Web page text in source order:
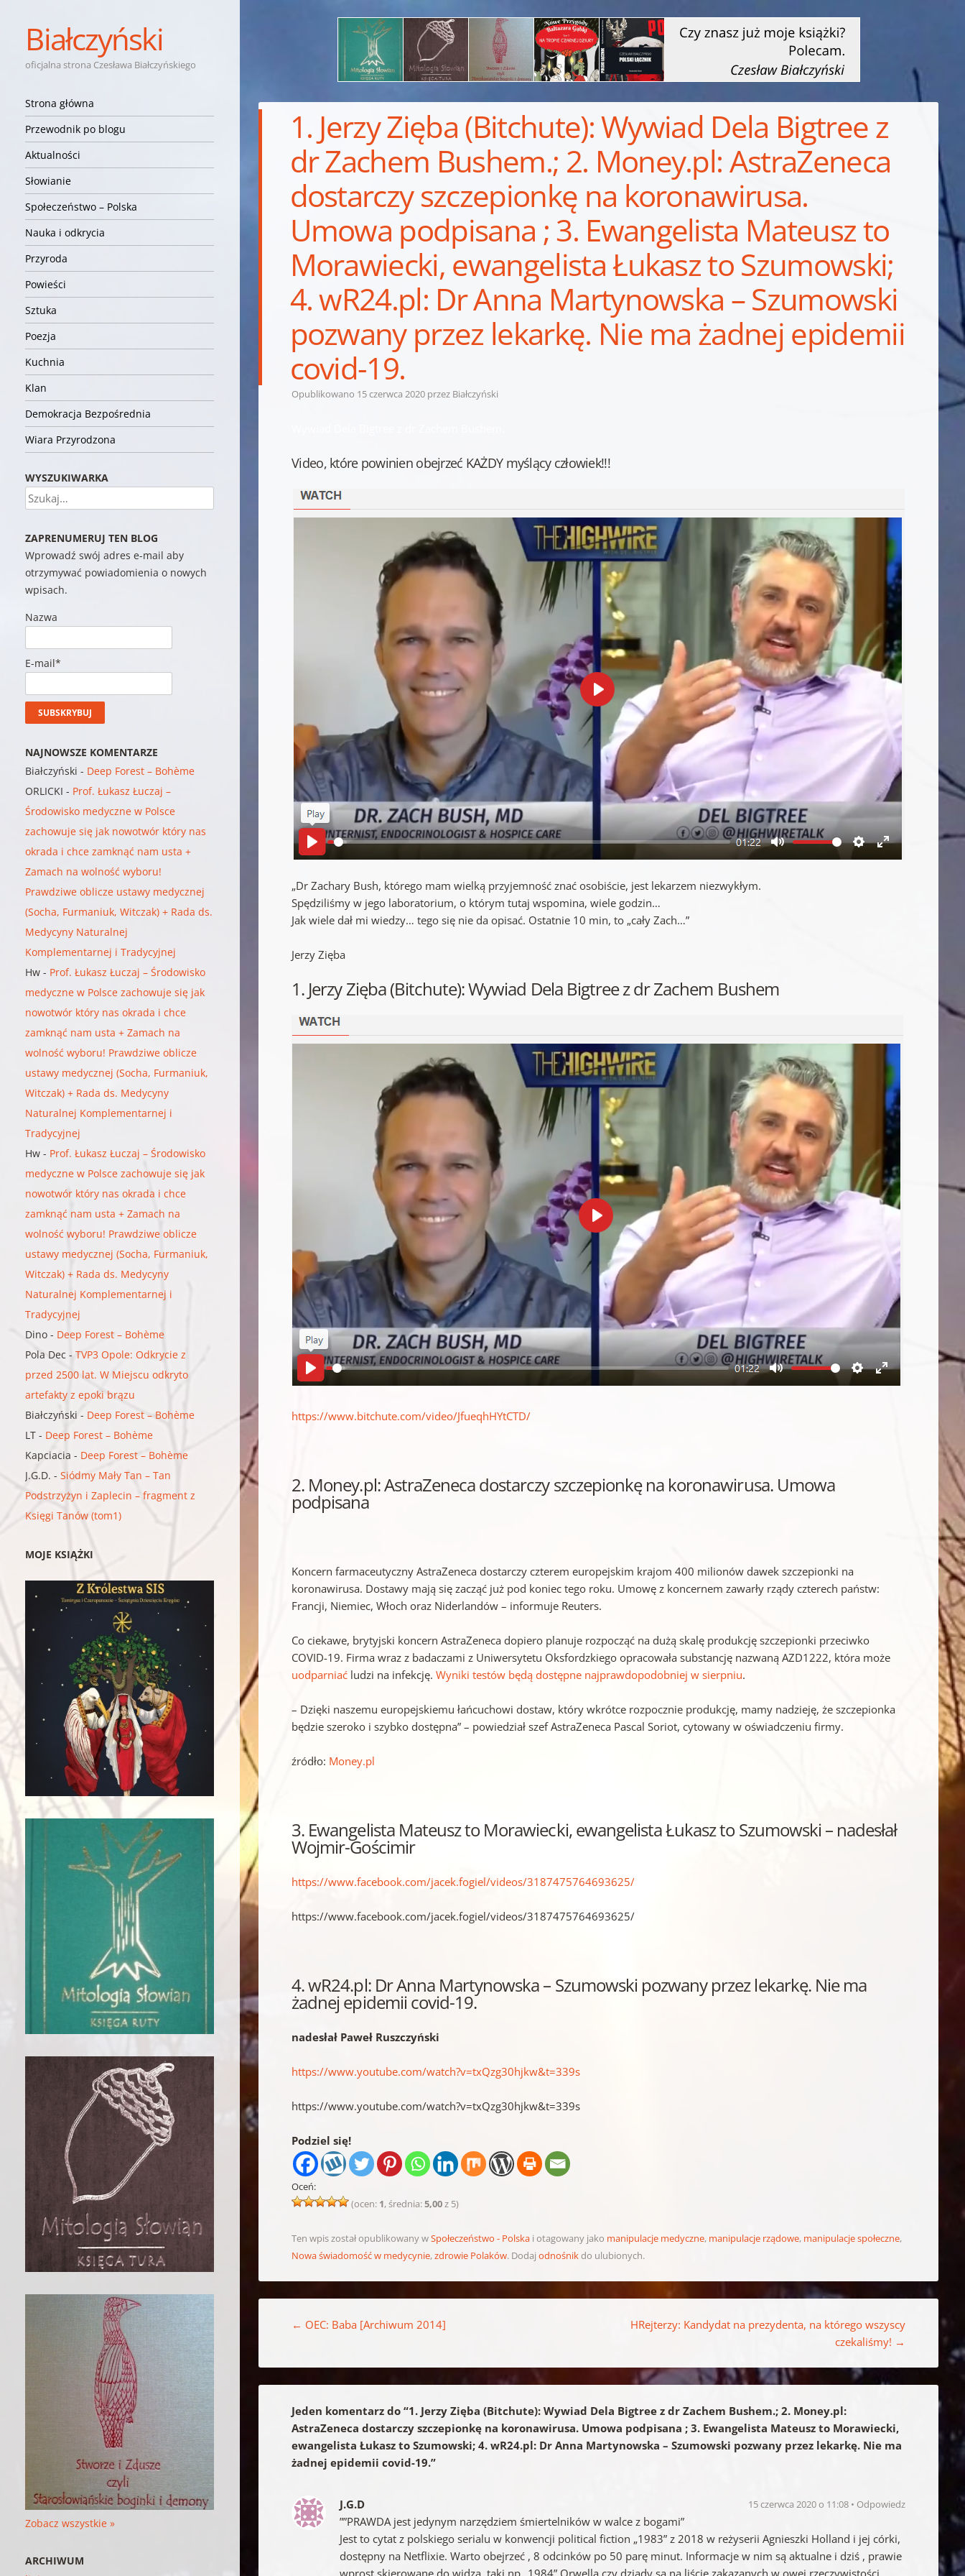
Białczyński
oficjalna strona Czesława Białczyńskiego
Nawigacja
Przejdź do treści
Strona główna
Przewodnik po blogu
Aktualności
Słowianie
Społeczeństwo – Polska
Nauka i odkrycia
Przyroda
Powieści
Sztuka
Poezja
Kuchnia
Klan
Demokracja Bezpośrednia
Wiara Przyrodzona
1. Jerzy Zięba (Bitchute): Wywiad Dela Bigtree z
dr Zachem Bushem.; 2. Money.pl: AstraZeneca
dostarczy szczepionkę na koronawirusa.
Umowa podpisana ; 3. Ewangelista Mateusz to
Morawiecki, ewangelista Łukasz to Szumowski;
4. wR24.pl: Dr Anna Martynowska – Szumowski
pozwany przez lekarkę. Nie ma żadnej epidemii
covid-19.
Opublikowano 15 czerwca 2020 przez Białczyński
Video, które powinien obejrzeć KAŻDY myślący człowiek!!!
„Dr Zachary Bush, którego mam wielką przyjemność znać osobiście, jest lekarzem niezwykłym.
Spędziliśmy w jego laboratorium, o którym tutaj wspomina, wiele godzin…
Jak wiele dał mi wiedzy… tego się nie da opisać. Ostatnie 10 min, to „cały Zach…”
Jerzy Zięba
1. Jerzy Zięba (Bitchute): Wywiad Dela Bigtree z dr Zachem Bushem
https://www.bitchute.com/video/JfueqhHYtCTD/
2. Money.pl: AstraZeneca dostarczy szczepionkę na koronawirusa. Umowa
podpisana
Koncern farmaceutyczny AstraZeneca dostarczy czterem europejskim krajom 400 milionów dawek szczepionki na
koronawirusa. Dostawy mają się zacząć już pod koniec tego roku. Umowę z koncernem zawarły rządy czterech państw:
Francji, Niemiec, Włoch oraz Niderlandów – informuje Reuters.
Co ciekawe, brytyjski koncern AstraZeneca dopiero planuje rozpocząć na dużą skalę produkcję szczepionki przeciwko
COVID-19. Firma wraz z badaczami z Uniwersytetu Oksfordzkiego opracowała substancję nazwaną AZD1222, która może
uodparniać ludzi na infekcję.Wyniki testów będą dostępne najprawdopodobniej w sierpniu.
– Dzięki naszemu europejskiemu łańcuchowi dostaw, który wkrótce rozpocznie produkcję, mamy nadzieję, że szczepionka
będzie szeroko i szybko dostępna” – powiedział szef AstraZeneca Pascal Soriot, cytowany w oświadczeniu firmy.
źródło: Money.pl
3. Ewangelista Mateusz to Morawiecki, ewangelista Łukasz to Szumowski– nadesłał
Wojmir-Gościmir
https://www.facebook.com/jacek.fogiel/videos/3187475764693625/
https://www.facebook.com/jacek.fogiel/videos/3187475764693625/
4. wR24.pl: Dr Anna Martynowska – Szumowski pozwany przez lekarkę. Nie ma
żadnej epidemii covid-19.
nadesłał Paweł Ruszczyński
https://www.youtube.com/watch?v=txQzg30hjkw&t=339s
https://www.youtube.com/watch?v=txQzg30hjkw&t=339s
Podziel się!
Oceń:
(ocen: 1, średnia:5,00z 5)
Ten wpis został opublikowany wSpołeczeństwo - Polska i otagowany jako manipulacje medyczne, manipulacje rządowe, manipulacje społeczne,
Nowa świadomość w medycynie,zdrowie Polaków. Dodajodnośnikdo ulubionych.
← OEC: Baba [Archiwum 2014]
HRejterzy: Kandydat na prezydenta, na którego wszyscy
czekaliśmy! →
Jeden komentarz do “1. Jerzy Zięba (Bitchute): Wywiad Dela Bigtree z dr Zachem Bushem.; 2. Money.pl:
AstraZeneca dostarczy szczepionkę na koronawirusa. Umowa podpisana ; 3. Ewangelista Mateusz to Morawiecki,
ewangelista Łukasz to Szumowski; 4. wR24.pl: Dr Anna Martynowska – Szumowski pozwany przez lekarkę. Nie ma
żadnej epidemii covid-19.”
J.G.D 15 czerwca 2020 o 11:08 Odpowiedz
””PRAWDA jest jedynym narzędziem śmiertelników w walce z bogami”
Jest to cytat z polskiego serialu w konwencji political fiction „1983” z 2018 w reżyserii Agnieszki Holland i jej córki,
dostępny na Netflixie. Warto obejrzeć , 8 odcinków po 50 parę minut. Informacje w nim są aktualne i dziś , prawie
WYSZUKIWARKA
Szukaj
ZAPRENUMERUJ TEN BLOG
Wprowadź swój adres e-mail aby
otrzymywać powiadomienia o nowych
wpisach.
Nazwa
E-mail*
NAJNOWSZE KOMENTARZE
Białczyński - Deep Forest – Bohème
ORLICKI - Prof. Łukasz Łuczaj –
Środowisko medyczne w Polsce
zachowuje się jak nowotwór który nas
okrada i chce zamknąć nam usta +
Zamach na wolność wyboru!
Prawdziwe oblicze ustawy medycznej
(Socha, Furmaniuk, Witczak) + Rada ds.
Medycyny Naturalnej
Komplementarnej i Tradycyjnej
Hw - Prof. Łukasz Łuczaj – Środowisko
medyczne w Polsce zachowuje się jak
nowotwór który nas okrada i chce
zamknąć nam usta + Zamach na
wolność wyboru! Prawdziwe oblicze
ustawy medycznej (Socha, Furmaniuk,
Witczak) + Rada ds. Medycyny
Naturalnej Komplementarnej i
Tradycyjnej
Hw - Prof. Łukasz Łuczaj – Środowisko
medyczne w Polsce zachowuje się jak
nowotwór który nas okrada i chce
zamknąć nam usta + Zamach na
wolność wyboru! Prawdziwe oblicze
ustawy medycznej (Socha, Furmaniuk,
Witczak) + Rada ds. Medycyny
Naturalnej Komplementarnej i
Tradycyjnej
Dino - Deep Forest – Bohème
Pola Dec -TVP3 Opole: Odkrycie z
przed 2500 lat. W Miejscu odkryto
artefakty z epoki brązu
Białczyński - Deep Forest – Bohème
LT - Deep Forest – Bohème
Kapciacia - Deep Forest – Bohème
J.G.D. -Siódmy Mały Tan – Tan
Podstrzyżyn i Zaplecin – fragment z
Księgi Tanów (tom1)
MOJE KSIĄŻKI
Zobacz wszystkie »
ARCHIWUM